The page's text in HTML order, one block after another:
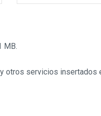
MB.
otros servicios